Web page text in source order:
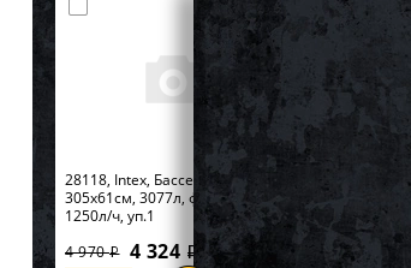
28118, Intex, Бассейн Easy Set
305х61см, 3077л, фил.-насос
1250л/ч, уп.1
4 970i 4 324 i